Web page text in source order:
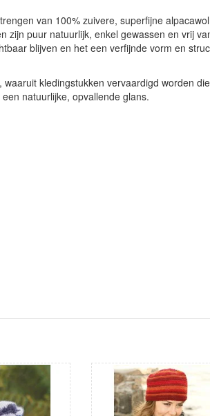
van 100% zuivere, superfijne
zijn puur natuurlijk, enkel gewassen en vrij
blijven en het een verfijnde vorm en
kledingstukken vervaardigd worden
natuurlijke, opvallende glans.